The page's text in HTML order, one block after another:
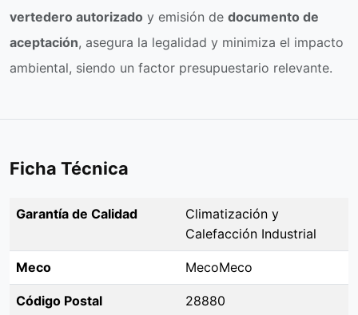
vertedero autorizado y emisión de documento de
aceptación, asegura la legalidad y minimiza el impacto
ambiental, siendo un factor presupuestario relevante.
Ficha Técnica
Garantía de Calidad
Climatización y
Calefacción Industrial
Meco MecoMeco
Código Postal 28880